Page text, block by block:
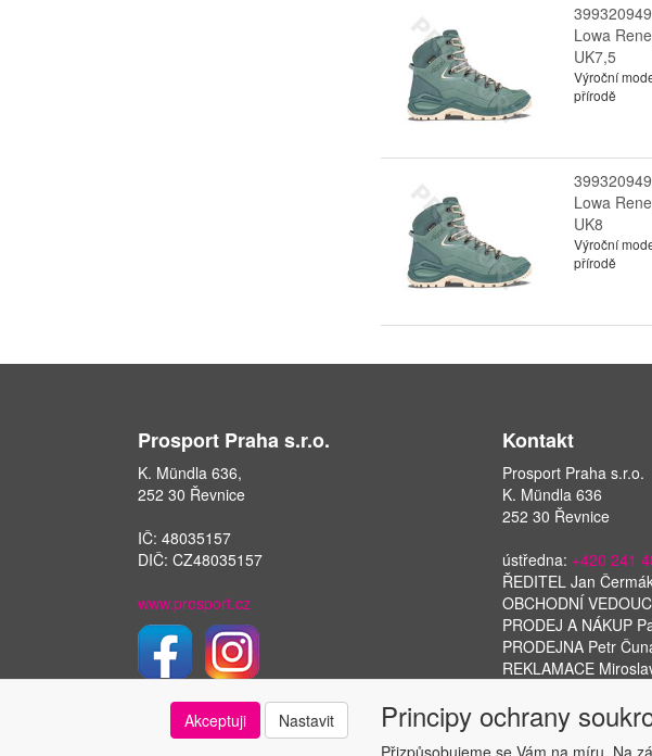
Lowa
UK7,5
Výroční
přírodě
Lowa
UK8
Výroční
přírodě
Prosport Praha s.r.o.
K. Mündla 636,
252 30 Řevnice
IČ: 48035157
DIČ: CZ48035157
www.prosport.cz
Kontakt
Prosport Praha s.r.o.
K. Mündla 636
252 30 Řevnice
ústředna: +420 241
ŘEDITEL Jan
OBCHODNÍ
PRODEJ A NÁKUP
PRODEJNA Petr
REKLAMACE
Akceptuji Nastavit Principy ochrany
Přizpůsobujeme se Vám na míru. Na